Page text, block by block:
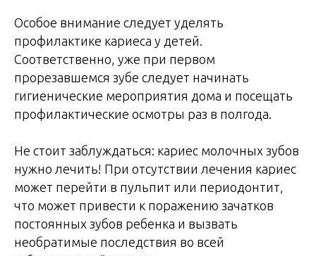
Особое внимание следует уделять
профилактике кариеса у детей.
Соответственно, уже при первом
прорезавшемся зубе следует начинать
гигиенические мероприятия дома и посещать
профилактические осмотры раз в полгода.
Не стоит заблуждаться: кариес молочных зубов
нужно лечить! При отсутствии лечения кариес
может перейти в пульпит или периодонтит,
что может привести к поражению зачатков
постоянных зубов ребенка и вызвать
необратимые последствия во всей